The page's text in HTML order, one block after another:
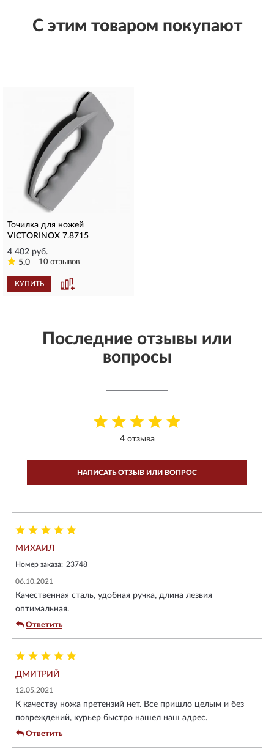
С этим товаром покупают
Точилка для ножей
VICTORINOX 7.8715
4 402 руб.
5.0
10 отзывов
КУПИТЬ
Последние отзывы или
вопросы
4 отзыва
НАПИСАТЬ ОТЗЫВ ИЛИ ВОПРОС
МИХАИЛ
Номер заказа: 23748
06.10.2021
Качественная сталь, удобная ручка, длина лезвия
оптимальная.
Ответить
ДМИТРИЙ
12.05.2021
К качеству ножа претензий нет. Все пришло целым и без
повреждений, курьер быстро нашел наш адрес.
Ответить